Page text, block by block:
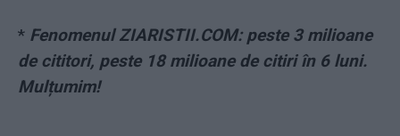
* Fenomenul ZIARISTII.COM: peste 3 milioane
de cititori, peste 18 milioane de citiri în 6 luni.
Mulțumim!